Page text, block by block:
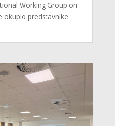
Working Group on
okupio predstavnike